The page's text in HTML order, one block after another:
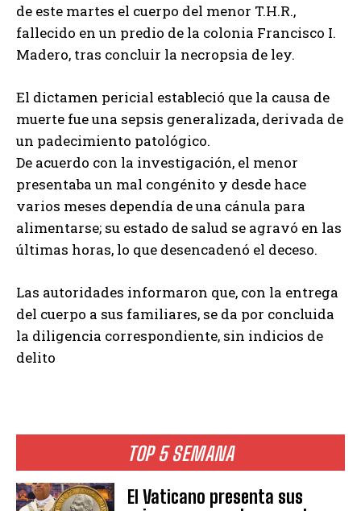
TOP 5 SEMANA
El Vaticano presenta sus
de este martes el cuerpo del menor T.H.R.,
fallecido en un predio de la colonia Francisco I.
Madero, tras concluir la necropsia de ley.
El dictamen pericial estableció que la causa de
muerte fue una sepsis generalizada, derivada de
un padecimiento patológico.
De acuerdo con la investigación, el menor
presentaba un mal congénito y desde hace
varios meses dependía de una cánula para
alimentarse; su estado de salud se agravó en las
últimas horas, lo que desencadenó el deceso.
Las autoridades informaron que, con la entrega
del cuerpo a sus familiares, se da por concluida
la diligencia correspondiente, sin indicios de
delito